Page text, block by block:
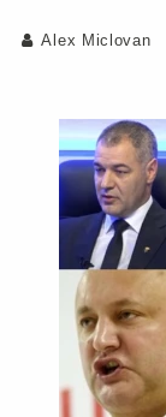
Alex Miclovan